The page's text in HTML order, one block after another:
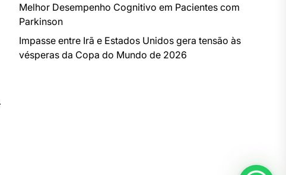
Melhor Desempenho Cognitivo em Pacientes com
Parkinson
Impasse entre Irã e Estados Unidos gera tensão às
vésperas da Copa do Mundo de 2026